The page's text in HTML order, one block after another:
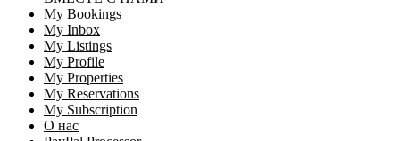
My Bookings
My Inbox
My Listings
My Profile
My Properties
My Reservations
My Subscription
О нас